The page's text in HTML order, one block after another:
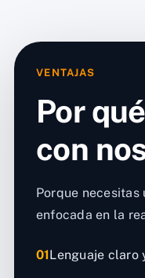
VENTAJAS
Por
con
Porque necesitas
enfocada en la
01Lenguaje claro